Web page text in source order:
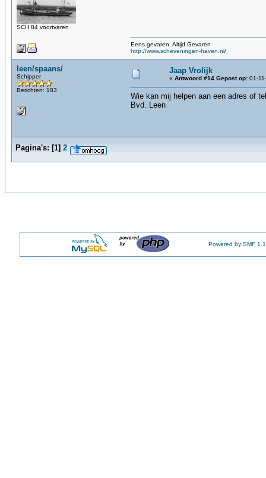
SCH 84 voortvaren
Eens gevaren Altijd Gevaren
http://www.scheveningen-haven.nl/
leen/spaans/
Schipper
Berichten: 183
Jaap Vrolijk
« Antwoord #14 Gepost op: 01-
Wie kan mij helpen aan een adres of
Bvd. Leen
Pagina's: [1] 2
Powered by SMF